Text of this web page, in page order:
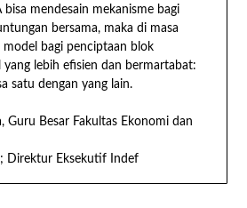
bisa mendesain mekanisme bagi
bersama, maka di masa
bagi penciptaan blok
yang lebih efisien dan bermartabat:
satu dengan yang lain.
Guru Besar Fakultas Ekonomi dan
Direktur Eksekutif Indef